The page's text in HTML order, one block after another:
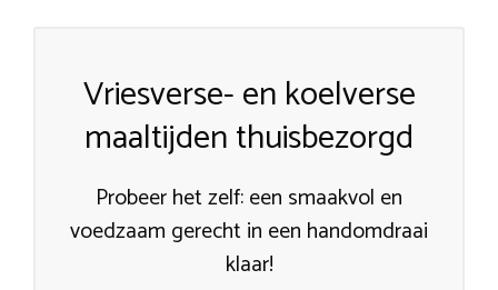
Vriesverse- en koelverse
maaltijden thuisbezorgd
Probeer het zelf: een smaakvol en
voedzaam gerecht in een handomdraai
klaar!